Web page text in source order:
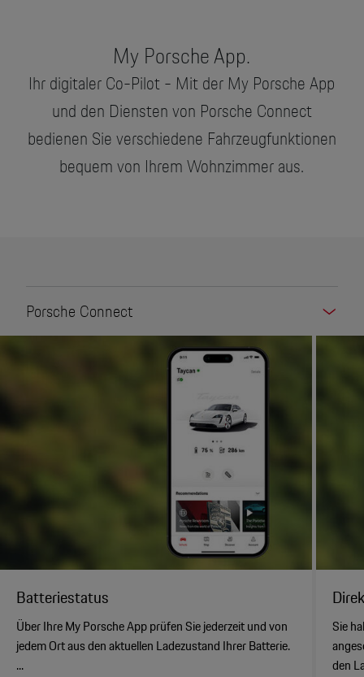
My Porsche App.
Ihr digitaler Co-Pilot - Mit der My Porsche App
und den Diensten von Porsche Connect
bedienen Sie verschiedene Fahrzeugfunktionen
bequem von Ihrem Wohnzimmer aus.
Porsche Connect
Batteriestatus
Über Ihre My Porsche App prüfen Sie jederzeit und von
jedem Ort aus den aktuellen Ladezustand Ihrer Batterie.
...
Sie
den